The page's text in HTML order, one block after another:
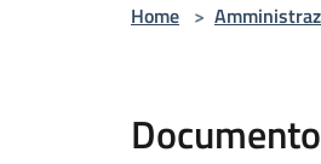
Home >